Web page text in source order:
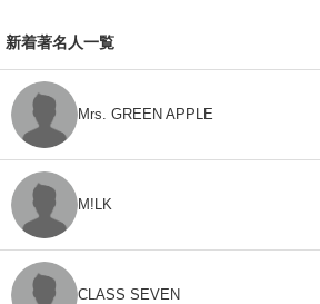
新着著名人一覧
Mrs. GREEN APPLE
M!LK
CLASS SEVEN